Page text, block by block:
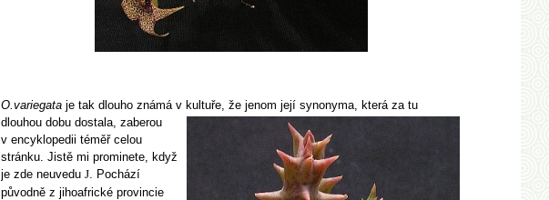
O.variegata je tak dlouho známá v kultuře, že jenom její synonyma, která za tu
dlouhou dobu dostala, zaberou
v encyklopedii téměř celou
stránku. Jistě mi prominete, když
je zde neuvedu J. Pochází
původně z jihoafrické provincie